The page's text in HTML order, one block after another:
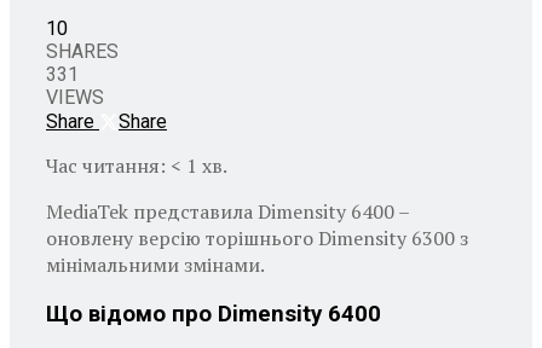
10
SHARES
331
VIEWS
Share
Share
Час читання: < 1 хв.
MediaTek представила Dimensity 6400 –
оновлену версію торішнього Dimensity 6300 з
мінімальними змінами.
Що відомо про Dimensity 6400